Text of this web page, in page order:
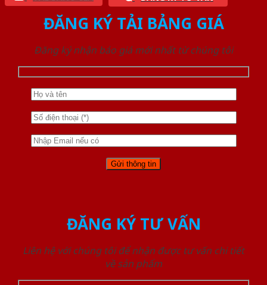
ĐĂNG KÝ TẢI BẢNG GIÁ
Đăng ký nhận báo giá mới nhất từ chúng tôi
ĐĂNG KÝ TƯ VẤN
Liên hệ với chúng tôi để nhận được tư vấn chi tiết
về sản phẩm